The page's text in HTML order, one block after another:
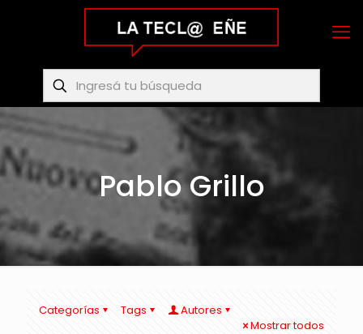
Pablo Grillo
Categorías Tags
Autores
Mostrar todos